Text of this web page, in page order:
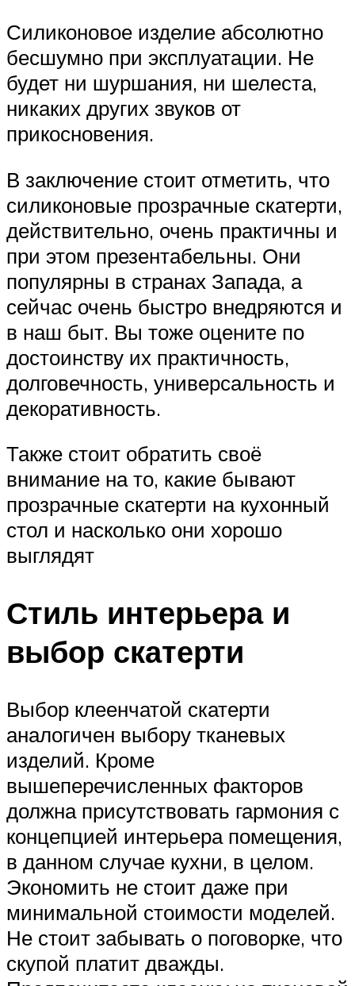
Силиконовое изделие абсолютно
бесшумно при эксплуатации. Не
будет ни шуршания, ни шелеста,
никаких других звуков от
прикосновения.
В заключение стоит отметить, что
силиконовые прозрачные скатерти,
действительно, очень практичны и
при этом презентабельны. Они
популярны в странах Запада, а
сейчас очень быстро внедряются и
в наш быт. Вы тоже оцените по
достоинству их практичность,
долговечность, универсальность и
декоративность.
Также стоит обратить своё
внимание на то, какие бывают
прозрачные скатерти на кухонный
стол и насколько они хорошо
выглядят
Стиль интерьера и
выбор скатерти
Выбор клеенчатой скатерти
аналогичен выбору тканевых
изделий. Кроме
вышеперечисленных факторов
должна присутствовать гармония с
концепцией интерьера помещения,
в данном случае кухни, в целом.
Экономить не стоит даже при
минимальной стоимости моделей.
Не стоит забывать о поговорке, что
скупой платит дважды.